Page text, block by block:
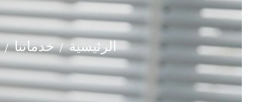
الرئيسية / خدماتنا /